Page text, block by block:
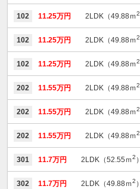
102 11.25万円 2LDK（49.88ｍ2
102 11.25万円 2LDK（49.88ｍ2
102 11.25万円 2LDK（49.88ｍ2
202 11.55万円 2LDK（49.88ｍ2
202 11.55万円 2LDK（49.88ｍ2
202 11.55万円 2LDK（49.88ｍ2
301 11.7万円 2LDK（52.55ｍ2 ）
302 11.7万円 2LDK（49.88ｍ2 ）